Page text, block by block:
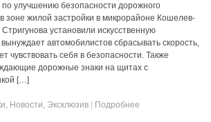
улучшению безопасности дорожного
зоне жилой застройки в микрорайоне Кошелев-
установили искусственную
автомобилистов сбрасывать скорость,
чувствовать себя в безопасности. Также
дорожные знаки на щитах с
[…]
, Новости, Эксклюзив Подробнее